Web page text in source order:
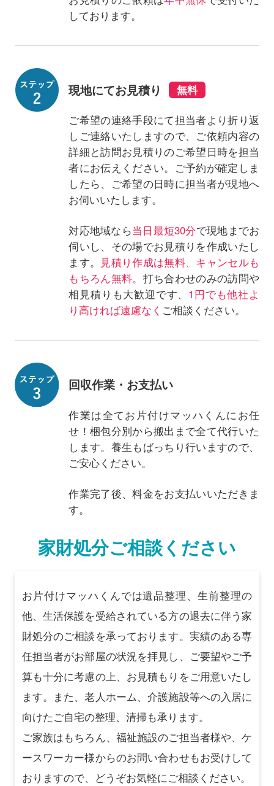
しております。
現地にてお見積り
ご希望の連絡手段にて担当者より折り返
しご連絡いたしますので、ご依頼内容の
詳細と訪問お見積りのご希望日時を担当
者にお伝えください。ご予約が確定しま
したら、ご希望の日時に担当者が現地へ
お伺いいたします。
対応地域なら当日最短30分で現地までお
伺いし、その場でお見積りを作成いたし
ます。 見積り作成は無料、キャンセルも
もちろん無料。 打ち合わせのみの訪問や
相見積りも大歓迎です、 1円でも他社よ
り高ければ遠慮なく ご相談ください。
回収作業・お支払い
作業は全てお片付けマッハくんにお任
せ！梱包分別から搬出まで全て代行いた
します。養生もばっちり行いますので、
ご安心ください。
作業完了後、料金をお支払いいただきま
す。
家財処分ご相談ください
お片付けマッハくんでは遺品整理、生前整理の
他、生活保護を受給されている方の退去に伴う家
財処分のご相談を承っております。実績のある専
任担当者がお部屋の状況を拝見し、ご要望やご予
算も十分に考慮の上、お見積もりをご用意いたし
ます。また、老人ホーム、介護施設等への入居に
向けたご自宅の整理、清掃も承ります。
ご家族はもちろん、福祉施設のご担当者様や、ケ
ースワーカー様からのお問い合わせもお受けして
おりますので、どうぞお気軽にご相談ください。